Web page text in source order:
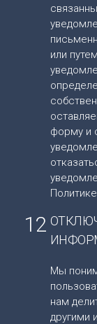
или
форму и
12
Мы
нам
другими